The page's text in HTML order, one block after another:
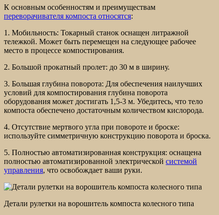
К основным особенностям и преимуществам
переворачивателя компоста относятся:
1. Мобильность: Токарный станок оснащен литражной
тележкой. Может быть перемещен на следующее рабочее
место в процессе компостирования.
2. Большой прокатный пролет: до 30 м в ширину.
3. Большая глубина поворота: Для обеспечения наилучших
условий для компостирования глубина поворота
оборудования может достигать 1,5-3 м. Убедитесь, что тело
компоста обеспечено достаточным количеством кислорода.
4. Отсутствие мертвого угла при повороте и броске:
используйте симметричную конструкцию поворота и броска.
5. Полностью автоматизированная конструкция: оснащена
полностью автоматизированной электрической системой
управления, что освобождает ваши руки.
Детали рулетки на ворошитель компоста колесного типа